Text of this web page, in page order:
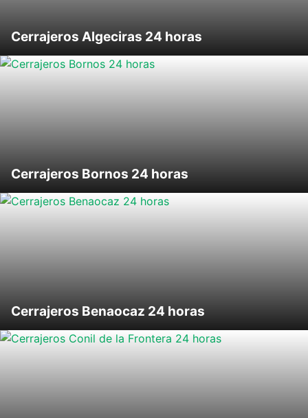
Cerrajeros Algeciras 24 horas
Cerrajeros Bornos 24 horas
Cerrajeros Benaocaz 24 horas